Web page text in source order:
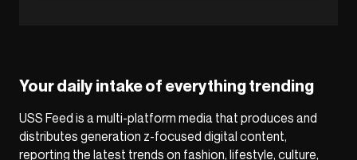
Your daily intake of everything trending
USS Feed is a multi-platform media that produces and
distributes generation z-focused digital content,
reporting the latest trends on fashion, lifestyle, culture,